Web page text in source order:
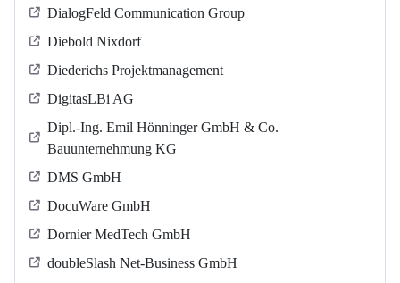
DialogFeld Communication Group
Diebold Nixdorf
Diederichs Projektmanagement
DigitasLBi AG
Dipl.-Ing. Emil Hönninger GmbH & Co.
Bauunternehmung KG
DMS GmbH
DocuWare GmbH
Dornier MedTech GmbH
doubleSlash Net-Business GmbH